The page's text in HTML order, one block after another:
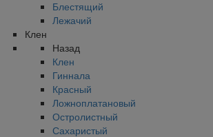
Блестящий
Лежачий
Клен
Назад
Клен
Гиннала
Красный
Ложноплатановый
Остролистный
Сахаристый